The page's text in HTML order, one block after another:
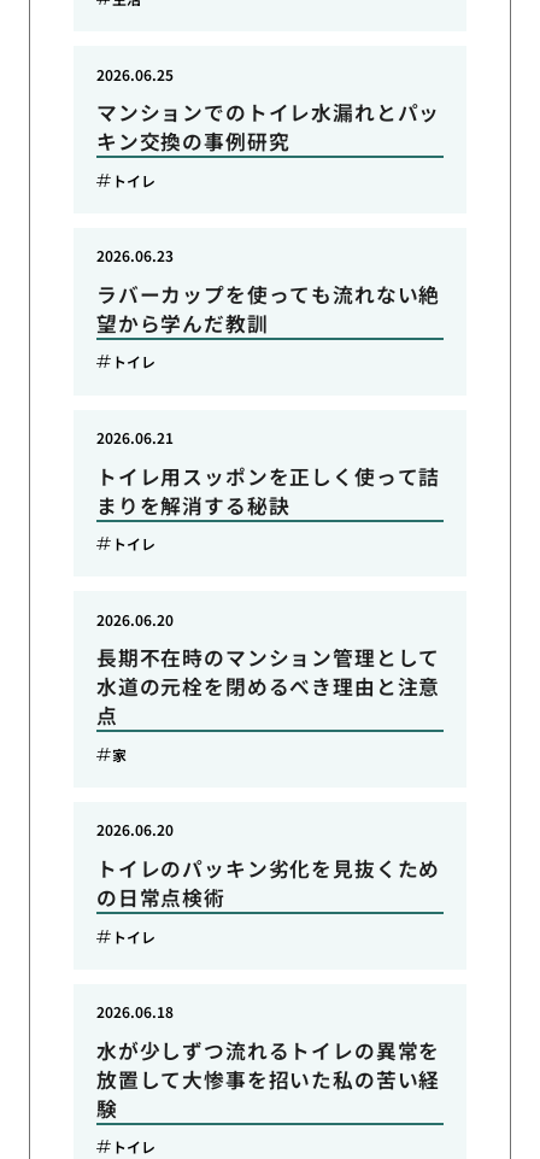
マンションでのトイレ水漏れとパッ
キン交換の事例研究
2026.06.25
トイレ
ラバーカップを使っても流れない絶
望から学んだ教訓
2026.06.23
トイレ
トイレ用スッポンを正しく使って詰
まりを解消する秘訣
2026.06.21
トイレ
長期不在時のマンション管理として
水道の元栓を閉めるべき理由と注意
点
2026.06.20
家
トイレのパッキン劣化を見抜くため
の日常点検術
2026.06.20
トイレ
水が少しずつ流れるトイレの異常を
放置して大惨事を招いた私の苦い経
験
2026.06.18
トイレ